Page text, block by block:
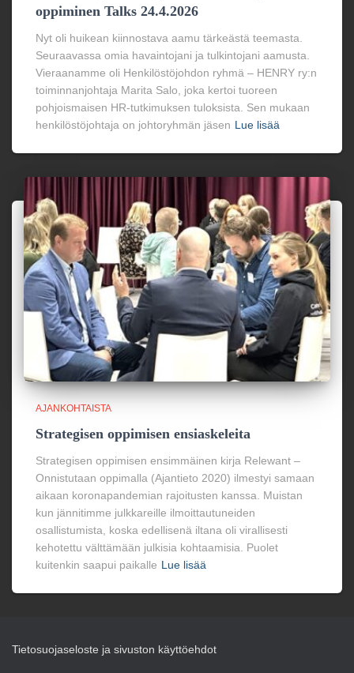
oppiminen Talks 24.4.2026
Nyt oli huikean kiinnostava aamu tärkeästä teemasta.
Seuraavassa omia havaintojani ja tulkintojani aamusta.
Vieraanamme oli Henkilöstöjohdon ryhmä – HENRY ry:n
toiminnanjohtaja Marita Salo, joka kertoi tuoreen
pohjoismaisen HR-tutkimuksen tuloksista. Sen mukaan
henkilöstöjohtaja on johtoryhmän jäsen Lue lisää
AJANKOHTAISTA
Strategisen oppimisen ensiaskeleita
Strategisen oppimisen ensimmäinen kirja Relewant –
Onnistutaan oppimalla (Ajantieto 2020) ilmestyi samaan
aikaan koronapandemian rajoitusten kanssa. Muistan
kun jännitimme julkkareille ilmoittautuneiden
osallistumista, koska edellisenä iltana oli virallisesti
kehotettu välttämään julkisia kohtaamisia. Puolet
kuitenkin saapui paikalle Lue lisää
Tietosuojaseloste ja sivuston käyttöehdot